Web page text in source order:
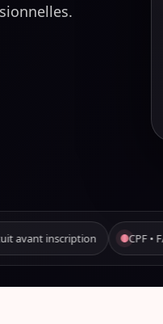
Paiement possible en 10 fois